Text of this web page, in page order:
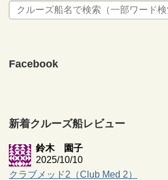
Facebook
新着クルーズ船レビュー
鈴木 園子
2025/10/10
クラブメッド2（Club Med 2）